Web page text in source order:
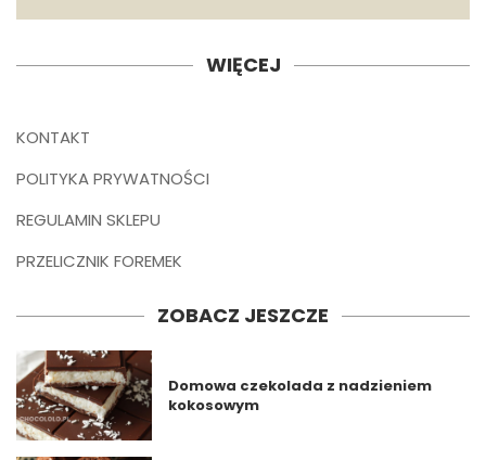
WIĘCEJ
KONTAKT
POLITYKA PRYWATNOŚCI
REGULAMIN SKLEPU
PRZELICZNIK FOREMEK
ZOBACZ JESZCZE
Domowa czekolada z nadzieniem
kokosowym